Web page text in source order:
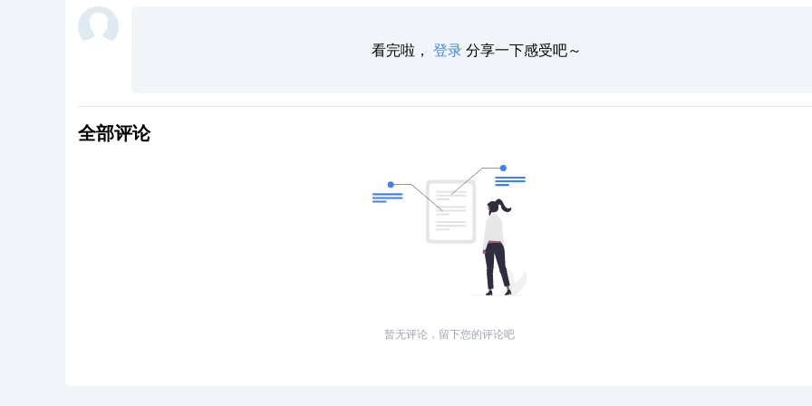
看完啦， 登录分享一下感受吧～
全部评论
暂无评论，留下您的评论吧